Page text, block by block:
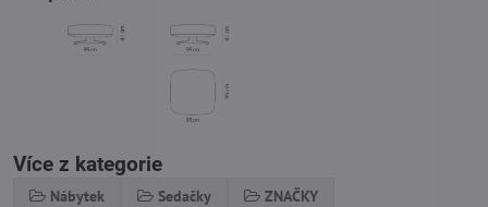
Více z kategorie
Nábytek Sedačky
ZNAČKY